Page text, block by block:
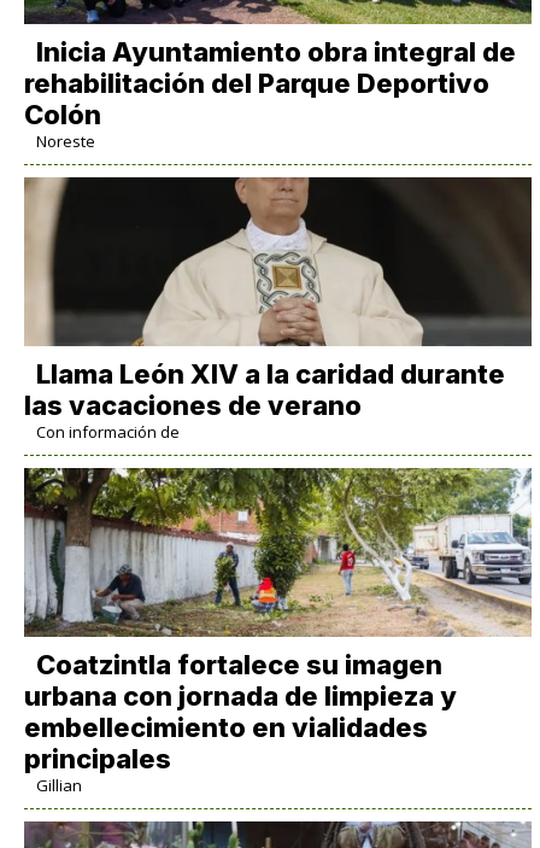
Inicia Ayuntamiento obra integral de
rehabilitación del Parque Deportivo
Colón
Noreste
Llama León XIV a la caridad durante
las vacaciones de verano
Con información de
Coatzintla fortalece su imagen
urbana con jornada de limpieza y
embellecimiento en vialidades
principales
Gillian